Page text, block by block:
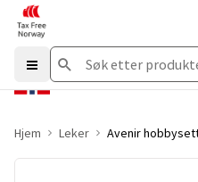
Hjem Leker Avenir